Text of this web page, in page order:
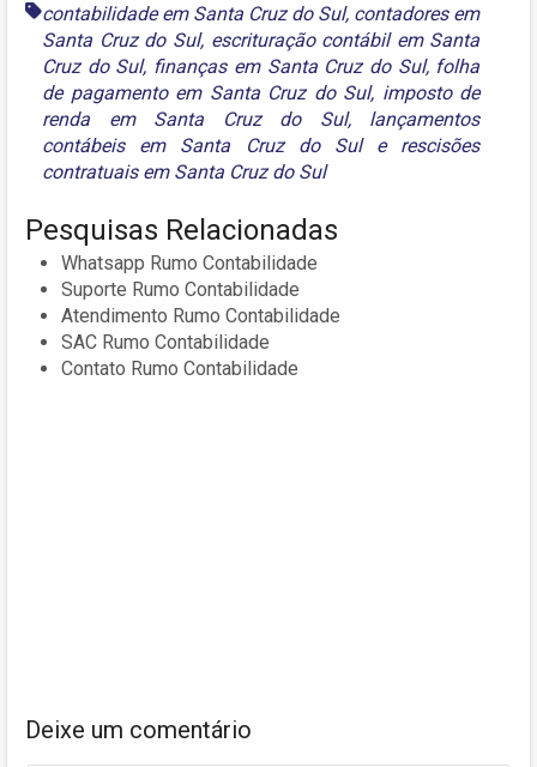
contabilidade em Santa Cruz do Sul, contadores em
Santa Cruz do Sul, escrituração contábil em Santa
Cruz do Sul, finanças em Santa Cruz do Sul, folha
de pagamento em Santa Cruz do Sul, imposto de
renda em Santa Cruz do Sul, lançamentos
contábeis em Santa Cruz do Sule rescisões
contratuais em Santa Cruz do Sul
Pesquisas Relacionadas
Whatsapp Rumo Contabilidade
Suporte Rumo Contabilidade
Atendimento Rumo Contabilidade
SAC Rumo Contabilidade
Contato Rumo Contabilidade
Deixe um comentário